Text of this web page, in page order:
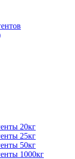
20кг
25кг
50кг
1000кг